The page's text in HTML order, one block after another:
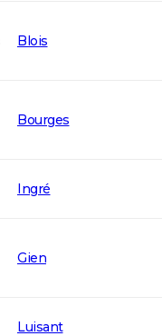
Blois
Bourges
Ingré
Gien
Luisant